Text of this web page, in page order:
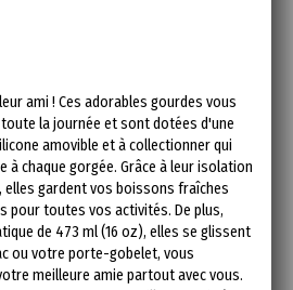
ami ! Ces adorables gourdes vous
la journée et sont dotées d'une
amovible et à collectionner qui
à chaque gorgée. Grâce à leur isolation
elles gardent vos boissons fraîches
pour toutes vos activités. De plus,
de 473 ml (16 oz), elles se glissent
ou votre porte-gobelet, vous
meilleure amie partout avec vous.